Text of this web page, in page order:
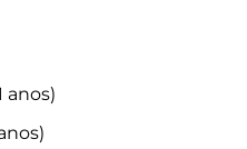
anos)